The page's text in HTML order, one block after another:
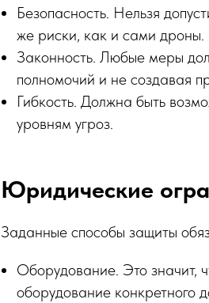
Безопасность. Нельзя
же риски, как и сами дроны.
Законность. Любые меры
полномочий и не создавая
Гибкость. Должна быть
уровням угроз.
Юридические
Заданные способы защиты
Оборудование. Это значит,
оборудование конкретного